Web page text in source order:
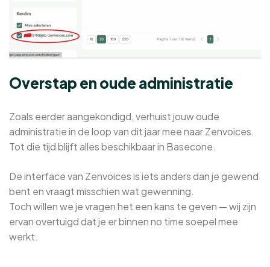
Overstap en oude administratie
Zoals eerder aangekondigd, verhuist jouw oude
administratie in de loop van dit jaar mee naar Zenvoices.
Tot die tijd blijft alles beschikbaar in Basecone.
De interface van Zenvoices is iets anders dan je gewend
bent en vraagt misschien wat gewenning.
Toch willen we je vragen het een kans te geven — wij zijn
ervan overtuigd dat je er binnen no time soepel mee
werkt.